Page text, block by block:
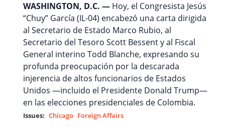
WASHINGTON, D.C. — Hoy, el Congresista Jesús
“Chuy” García (IL-04) encabezó una carta dirigida
al Secretario de Estado Marco Rubio, al
Secretario del Tesoro Scott Bessent y al Fiscal
General interino Todd Blanche, expresando su
profunda preocupación por la descarada
injerencia de altos funcionarios de Estados
Unidos —incluido el Presidente Donald Trump—
en las elecciones presidenciales de Colombia.
Issues: Chicago Foreign Affairs